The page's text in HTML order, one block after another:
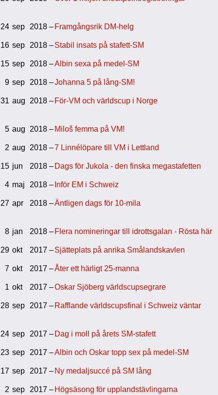
24 sep 2018 – Framgångsrik DM-helg
16 sep 2018 –Stabil insats på stafett-SM
15 sep 2018 –Albin sexa på medel-SM
9 sep 2018 –Johanna 5 på lång-SM!
31 aug 2018 – För-VM och världscup i Norge
5 aug 2018 – Miloš femma på VM!
2 aug 2018 –7 Linnélöpare till VM i Lettland
15 jun 2018 – Dags för Jukola - den finska megastafetten
4 maj 2018 – Inför EM i Schweiz
27 apr 2018 –Äntligen dags för 10-mila
8 jan 2018 – Flera nomineringar till idrottsgalan - Rösta här
29 okt 2017 –Sjätteplats på anrika Smålandskavlen
7 okt 2017 –Åter ett härligt 25-manna
1 okt 2017 –Oskar Sjöberg världscupsegrare
28 sep 2017 – Rafflande världscupsfinal i Schweiz väntar
24 sep 2017 – Dag i moll på årets SM-stafett
23 sep 2017 –Albin och Oskar topp sex på medel-SM
17 sep 2017 – Ny medaljsuccé på SM lång
2 sep 2017 – Högsäsong för upplandstävlingarna